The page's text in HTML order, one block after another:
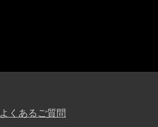
よくあるご質問